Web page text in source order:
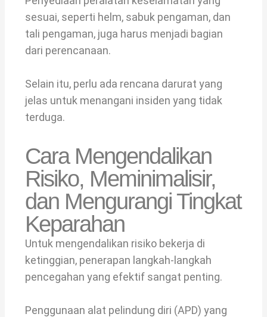
sesuai, seperti helm, sabuk pengaman, dan
tali pengaman, juga harus menjadi bagian
dari perencanaan.
Selain itu, perlu ada rencana darurat yang
jelas untuk menangani insiden yang tidak
terduga.
Cara Mengendalikan
Risiko, Meminimalisir,
dan Mengurangi Tingkat
Keparahan
Untuk mengendalikan risiko bekerja di
ketinggian, penerapan langkah-langkah
pencegahan yang efektif sangat penting.
Penggunaan alat pelindung diri (APD) yang